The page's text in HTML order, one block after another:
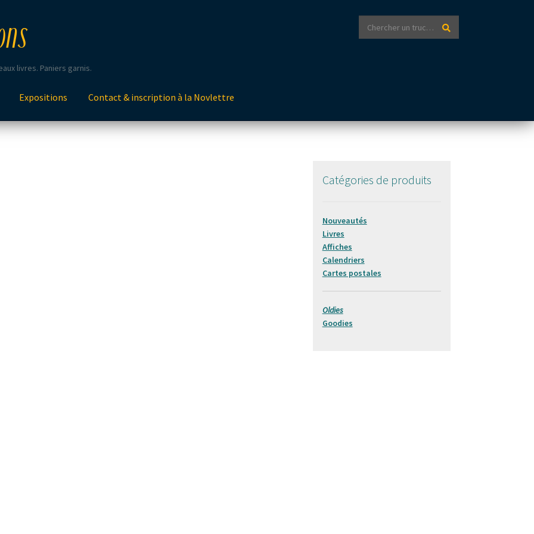
livres. Paniers garnis.
Expositions Contact & inscription à la Novlettre
Catégories de produits
Nouveautés
Livres
Affiches
Calendriers
Cartes postales
Oldies
Goodies